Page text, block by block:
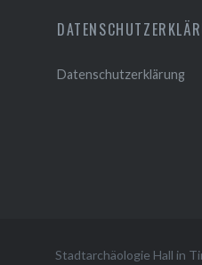
Datenschutzerklärung
Stadtarchäologie Hall in